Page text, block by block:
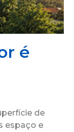
é
de
espaço e